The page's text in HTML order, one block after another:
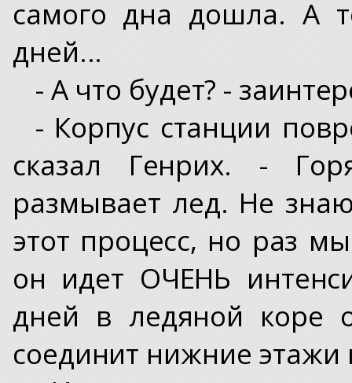
самого дна дошла. А
дней...
- А что будет? -
- Корпус станции
сказал Генрих. -
размывает лед. Не
этот процесс, но раз
он идет ОЧЕНЬ
дней в ледяной коре
соединит нижние